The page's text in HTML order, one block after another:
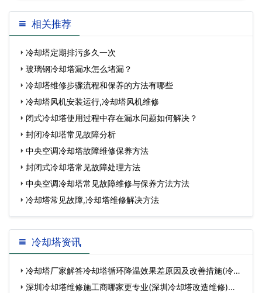
却塔定期排污多久一次… 联冷却塔该如何配冷却塔平
衡管
相关推荐
冷却塔定期排污多久一次
玻璃钢冷却塔漏水怎么堵漏？
冷却塔维修步骤流程和保养的方法有哪些
冷却塔风机安装运行,冷却塔风机维修
闭式冷却塔使用过程中存在漏水问题如何解决？
封闭冷却塔常见故障分析
中央空调冷却塔故障维修保养方法
封闭式冷却塔常见故障处理方法
中央空调冷却塔常见故障维修与保养方法方法
冷却塔常见故障,冷却塔维修解决方法
冷却塔资讯
冷却塔厂家解答冷却塔循环降温效果差原因及改善措施(冷却
塔…深圳冷却塔维修施工商哪家更专业(深圳冷却塔改造维修)…